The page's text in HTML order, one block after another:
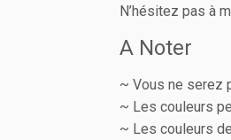
N’hésitez pas à
A Noter
~ Vous ne serez
~ Les couleurs
~ Les couleurs